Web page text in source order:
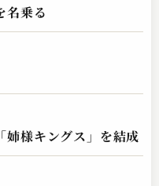
名乗る
姉様キングス」を結成